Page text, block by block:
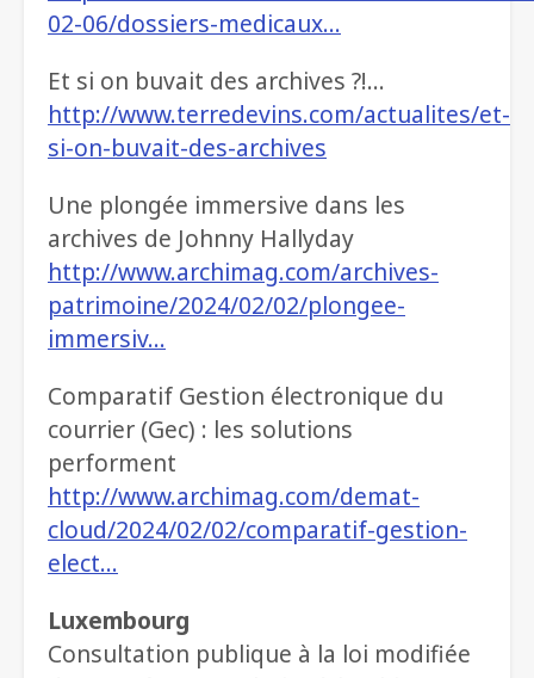
02-06/dossiers-medicaux…
Et si on buvait des archives ?!…
http://www.terredevins.com/actualites/et-
si-on-buvait-des-archives
Une plongée immersive dans les
archives de Johnny Hallyday
http://www.archimag.com/archives-
patrimoine/2024/02/02/plongee-
immersiv…
Comparatif Gestion électronique du
courrier (Gec) : les solutions
performent
http://www.archimag.com/demat-
cloud/2024/02/02/comparatif-gestion-
elect…
Luxembourg
Consultation publique à la loi modifiée